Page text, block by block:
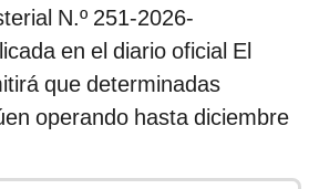
N.º 251-2026-
en el diario oficial El
que determinadas
operando hasta diciembre